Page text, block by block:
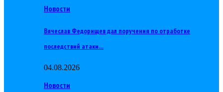
Новости
Вячеслав Федорищев дал поручения по отработке
последствий атаки…
04.08.2026
Новости